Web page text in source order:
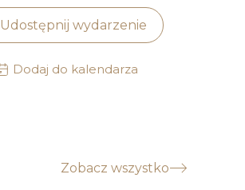
Udostępnij wydarzenie
Dodaj do kalendarza
Zobacz wszystko